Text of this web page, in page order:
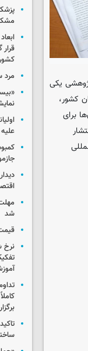
یکی
کشور،
برای
در ۲ پایگاه‌ بین‌المللی
مرد
شد
قیمت
نرخ